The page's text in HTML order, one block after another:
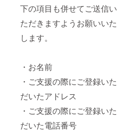
下の項目も併せてご送信い
ただきますようお願いいた
します。
・お名前
・ご支援の際にご登録いた
だいたアドレス
・ご支援の際にご登録いた
だいた電話番号